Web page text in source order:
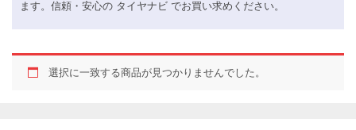
ます。信頼・安心の タイヤナビ でお買い求めください。
選択に一致する商品が見つかりませんでした。